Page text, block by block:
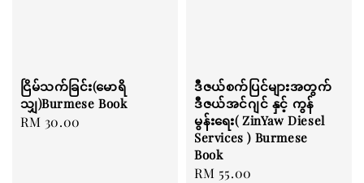
ငြိမ်သက်ခြင်း(မောရိ
သျှ)Burmese Book
Regular
RM 30.00
ဒီဇယ်စက်ပြင်များအတွက်
ဒီဇယ်အင်ဂျင် နှင့် ကွန်
မွန်းရေး( ZinYaw Diesel
Services ) Burmese
Book
Regular
RM 55.00